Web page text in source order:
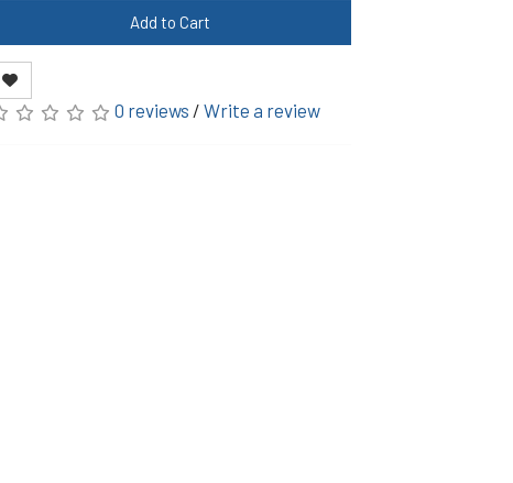
Add to Cart
0 reviews / Write a review